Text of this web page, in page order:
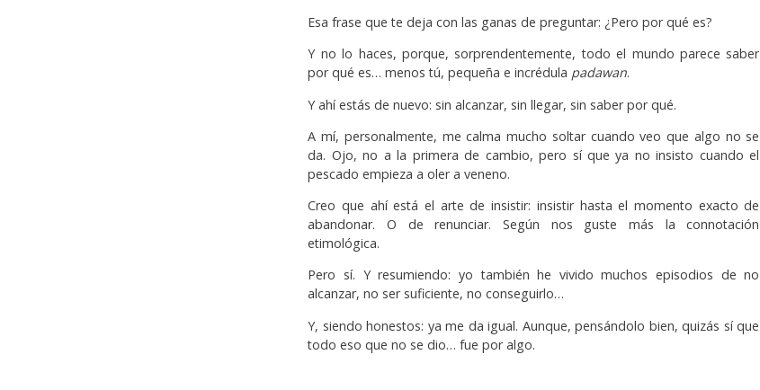
Esa frase que te deja con las ganas de preguntar: ¿Pero por qué es?
Y no lo haces, porque, sorprendentemente, todo el mundo parece saber
por qué es… menos tú, pequeña e incrédula padawan.
Y ahí estás de nuevo: sin alcanzar, sin llegar, sin saber por qué.
A mí, personalmente, me calma mucho soltar cuando veo que algo no se
da. Ojo, no a la primera de cambio, pero sí que ya no insisto cuando el
pescado empieza a oler a veneno.
Creo que ahí está el arte de insistir: insistir hasta el momento exacto de
abandonar. O de renunciar. Según nos guste más la connotación
etimológica.
Pero sí. Y resumiendo: yo también he vivido muchos episodios de no
alcanzar, no ser suficiente, no conseguirlo…
Y, siendo honestos: ya me da igual. Aunque, pensándolo bien, quizás sí que
todo eso que no se dio… fue por algo.